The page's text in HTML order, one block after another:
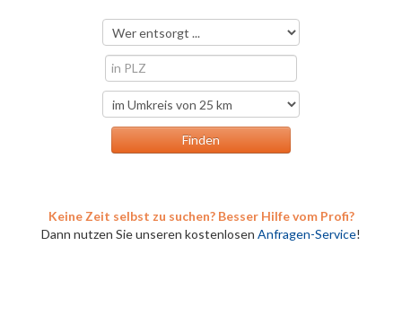
Keine Zeit selbst zu suchen? Besser Hilfe vom Profi?
Dann nutzen Sie unseren kostenlosen Anfragen-Service!